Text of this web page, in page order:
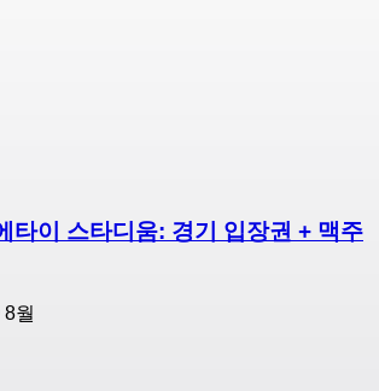
타이 스타디움: 경기 입장권 + 맥주
8월